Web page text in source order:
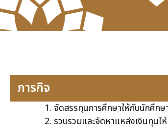
ภารกิจ
จัดสรรทุนการศึกษาให้กับนักศึก
รวบรวมและจัดหาแหล่งเงินทุนใ